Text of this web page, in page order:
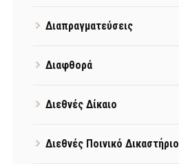
Διαπραγματεύσεις
Διαφθορά
Διεθνές Δίκαιο
Διεθνές Ποινικό Δικαστήριο